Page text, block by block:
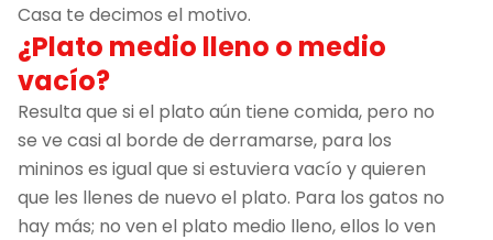
Casa te decimos el motivo.
¿Plato medio lleno o medio
vacío?
Resulta que si el plato aún tiene comida, pero no
se ve casi al borde de derramarse, para los
mininos es igual que si estuviera vacío y quieren
que les llenes de nuevo el plato. Para los gatos no
hay más; no ven el plato medio lleno, ellos lo ven